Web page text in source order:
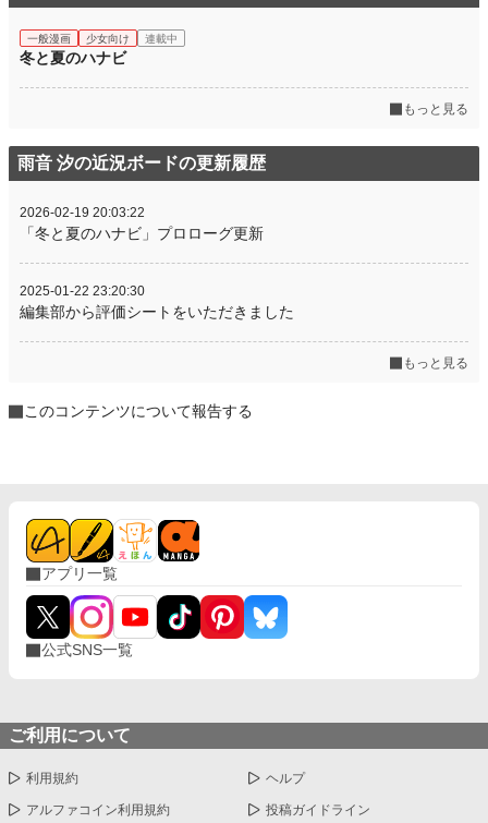
一般漫画 少女向け 連載中
冬と夏のハナビ
もっと見る
雨音 汐の近況ボードの更新履歴
2026-02-19 20:03:22
「冬と夏のハナビ」プロローグ更新
2025-01-22 23:20:30
編集部から評価シートをいただきました
もっと見る
このコンテンツについて報告する
アプリ一覧
公式SNS一覧
ご利用について
利用規約 ヘルプ
アルファコイン利用規約 投稿ガイドライン